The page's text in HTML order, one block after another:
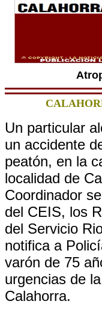
Un particular
un accidente
peatón, en la
localidad de
Coordinador
del CEIS, los
del Servicio
notifica a
varón de 75
urgencias de
Calahorra.